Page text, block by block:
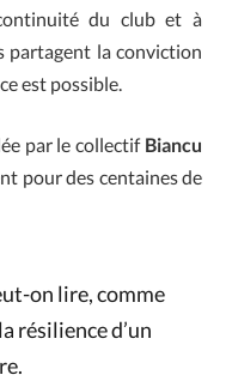
du club et à
partagent la conviction
est possible.
par le collectif Biancu
pour des centaines de
on lire, comme
résilience d’un